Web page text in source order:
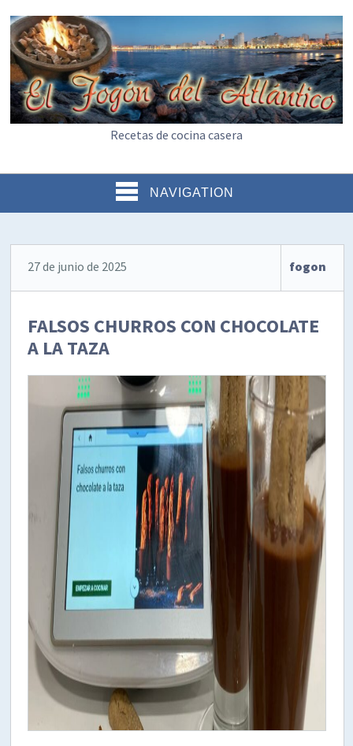
Recetas de cocina casera
NAVIGATION
27 de junio de 2025 fogon
FALSOS CHURROS CON CHOCOLATE
A LA TAZA